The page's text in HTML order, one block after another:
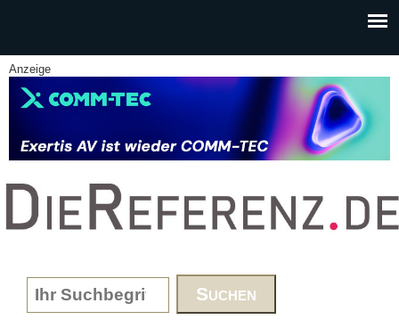
Anzeige
www.DieReferenz.de
Search form